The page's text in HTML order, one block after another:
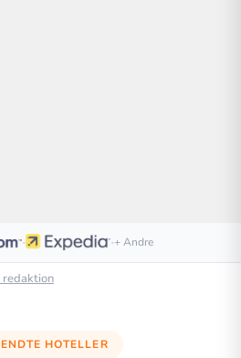
· ·+ Andre
redaktion
HOTELLER